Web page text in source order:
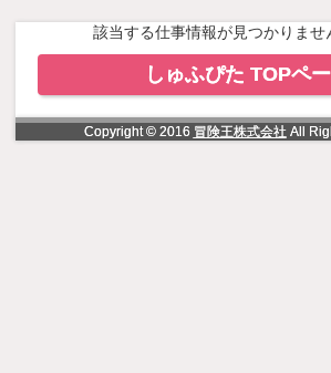
該当する仕事情報が見つかりませ
しゅふぴた TOPペ
Copyright © 2016 冒険王株式会社All